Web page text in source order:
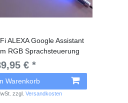
ALEXA Google Assistant
RGB Sprachsteuerung
€ *
Warenkorb
zzgl.Versandkosten